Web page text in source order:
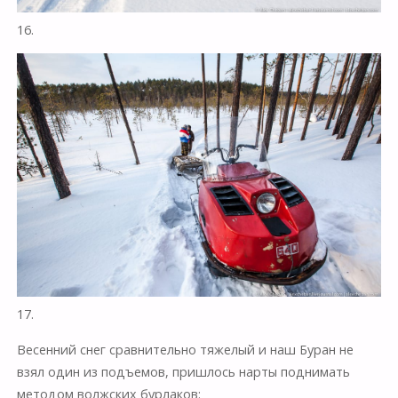
16.
17.
Весенний снег сравнительно тяжелый и наш Буран не
взял один из подъемов, пришлось нарты поднимать
методом волжских бурлаков: